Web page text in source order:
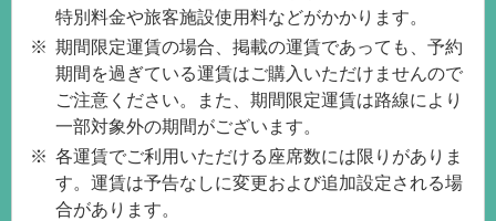
特別料金や旅客施設使用料などがかかります。
期間限定運賃の場合、掲載の運賃であっても、予約
期間を過ぎている運賃はご購入いただけませんので
ご注意ください。また、期間限定運賃は路線により
一部対象外の期間がございます。
各運賃でご利用いただける座席数には限りがありま
す。運賃は予告なしに変更および追加設定される場
合があります。